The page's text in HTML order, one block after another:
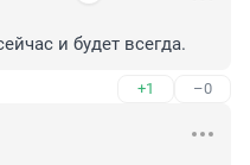
и будет всегда.
+1 –0